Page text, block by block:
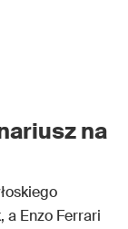
na
a Enzo Ferrari